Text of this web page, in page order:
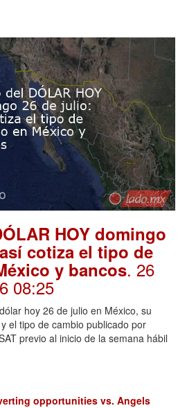
HOY domingo
cotiza el tipo de
y bancos. 26
08:25
hoy 26 de julio en México, su
el tipo de cambio publicado por
previo al inicio de la semana hábil
opportunities vs. Angels